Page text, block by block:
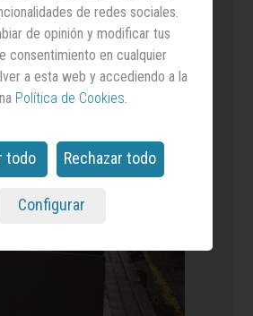
de redes sociales.
de opinión y modificar tus
consentimiento en cualquier
a esta web y accediendo a la
Política de Cookies
todo Rechazar todo
Configurar